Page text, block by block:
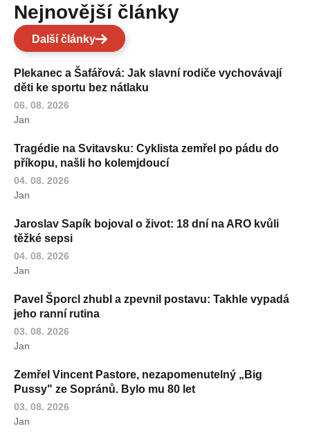
Nejnovější články
Další články
Plekanec a Šafářová: Jak slavní rodiče vychovávají
děti ke sportu bez nátlaku
06. 08. 2026
Jan
Tragédie na Svitavsku: Cyklista zemřel po pádu do
příkopu, našli ho kolemjdoucí
04. 08. 2026
Jan
Jaroslav Sapík bojoval o život: 18 dní na ARO kvůli
těžké sepsi
04. 08. 2026
Jan
Pavel Šporcl zhubl a zpevnil postavu: Takhle vypadá
jeho ranní rutina
03. 08. 2026
Jan
Zemřel Vincent Pastore, nezapomenutelný „Big
Pussy" ze Sopránů. Bylo mu 80 let
03. 08. 2026
Jan